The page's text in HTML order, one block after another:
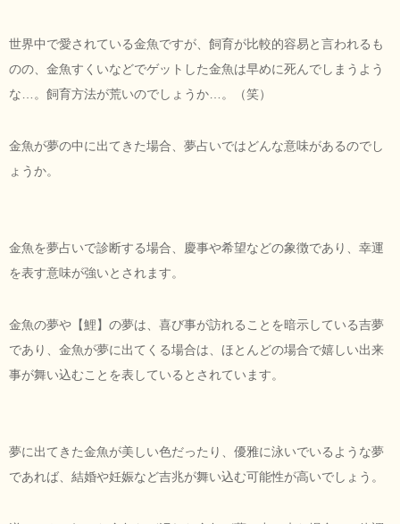
世界中で愛されている金魚ですが、飼育が比較的容易と言われるも
のの、金魚すくいなどでゲットした金魚は早めに死んでしまうよう
な…。飼育方法が荒いのでしょうか…。（笑）
金魚が夢の中に出てきた場合、夢占いではどんな意味があるのでし
ょうか。
金魚を夢占いで診断する場合、慶事や希望などの象徴であり、幸運
を表す意味が強いとされます。
金魚の夢や【鯉】の夢は、喜び事が訪れることを暗示している吉夢
であり、金魚が夢に出てくる場合は、ほとんどの場合で嬉しい出来
事が舞い込むことを表しているとされています。
夢に出てきた金魚が美しい色だったり、優雅に泳いでいるような夢
であれば、結婚や妊娠など吉兆が舞い込む可能性が高いでしょう。